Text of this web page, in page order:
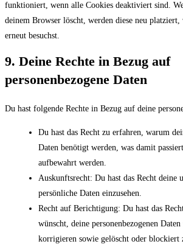
funktioniert, wenn alle Cookies deaktiviert sind.
deinem Browser löscht, werden diese neu platziert,
erneut besuchst.
9. Deine Rechte in Bezug auf
personenbezogene Daten
Du hast folgende Rechte in Bezug auf deine
Du hast das Recht zu erfahren, warum
Daten benötigt werden, was damit
aufbewahrt werden.
Auskunftsrecht: Du hast das Recht deine
persönliche Daten einzusehen.
Recht auf Berichtigung: Du hast das
wünscht, deine personenbezogenen
korrigieren sowie gelöscht oder blockiert